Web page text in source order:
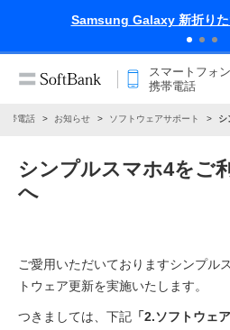
Samsung Galaxy 新折りたた
スマートフォン
携帯電話
帯電話 お知らせ ソフトウェアサポート シ
シンプルスマホ4をご
へ
ご愛用いただいておりますシンプル
トウェア更新を実施いたします。
つきましては、下記 「2.ソフトウェ